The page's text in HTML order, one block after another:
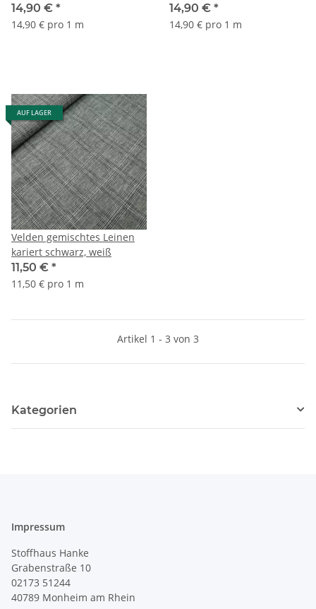
14,90 € *
14,90 € pro 1 m
14,90 € *
14,90 € pro 1 m
AUF LAGER
Velden gemischtes Leinen
kariert schwarz, weiß
11,50 € *
11,50 € pro 1 m
Artikel 1 - 3 von 3
Kategorien
Impressum
Stoffhaus Hanke
Grabenstraße 10
02173 51244
40789 Monheim am Rhein